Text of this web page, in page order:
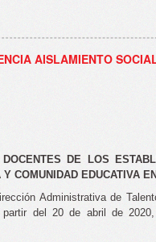
AISLAMIENTO
DE LOS
COMUNIDAD EDUCATIVA
Administrativa de
del 20 de abril de